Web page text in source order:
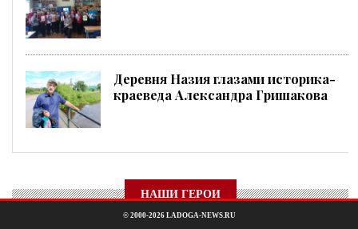
Деревня Назия глазами историка-
краеведа Александра Гришакова
НАШИ ГЕРОИ
© 2000-2026 LADOGA-NEWS.RU